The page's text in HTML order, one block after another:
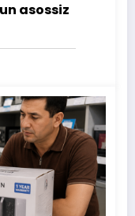
asossiz